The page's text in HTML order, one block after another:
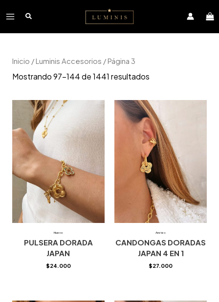
contenido
Main
Inicio /Luminis Accesorios / Página 3
Mostrando 97–144 de 1441 resultados
Nuevo
PULSERA DORADA
JAPAN
$24.000
Aretes
CANDONGAS DORADAS
JAPAN 4 EN 1
$27.000